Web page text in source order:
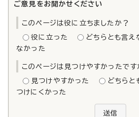
ご意見をお聞かせください
このページは役に立ちましたか？
役に立った どちらとも言え
なかった
このページは見つけやすかったです
見つけやすかった どちらと
つけにくかった
送信